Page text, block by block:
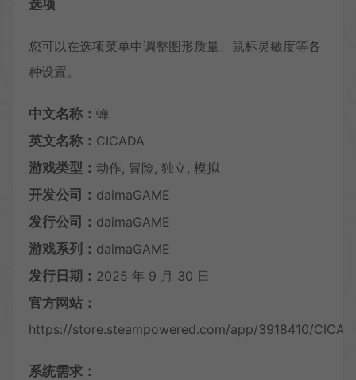
选项
您可以在选项菜单中调整图形质量、鼠标灵敏度等各
种设置。
中文名称： 蝉
英文名称： CICADA
游戏类型： 动作, 冒险, 独立, 模拟
开发公司： daimaGAME
发行公司： daimaGAME
游戏系列： daimaGAME
发行日期： 2025 年 9 月 30 日
官方网站：
https://store.steampowered.com/app/3918410/
系统需求：